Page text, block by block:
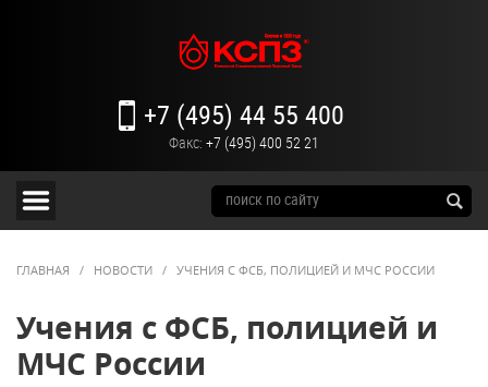
+7 (495) 44 55 400
Факс: +7 (495) 400 52 21
ГЛАВНАЯ / НОВОСТИ / УЧЕНИЯ С ФСБ, ПОЛИЦИЕЙ И МЧС РОССИИ
Учения с ФСБ, полицией и
МЧС России